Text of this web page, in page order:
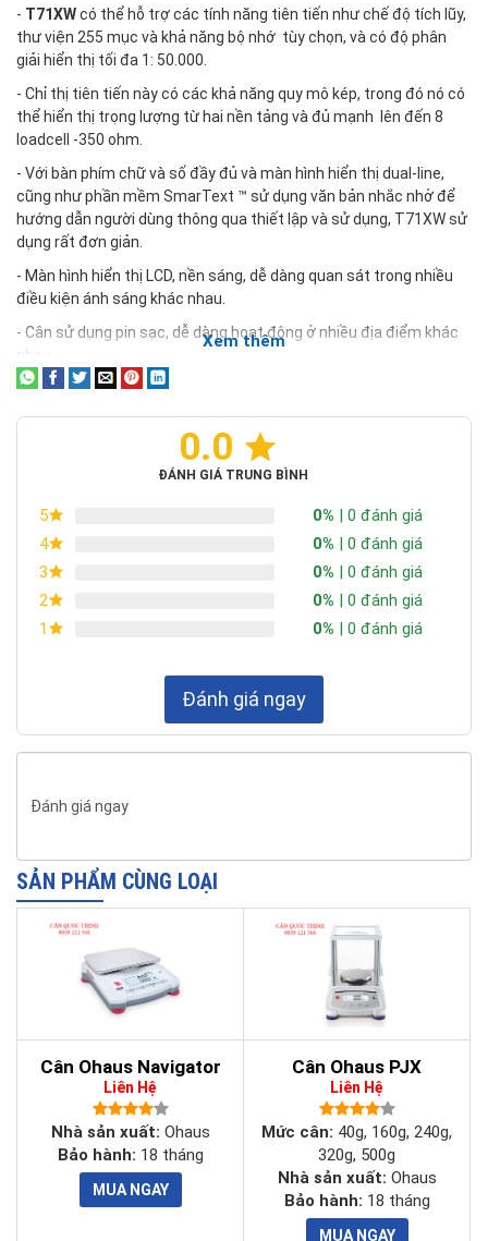
- T71XWcó thể hỗ trợ các tính năng tiên tiến như chế độ tích lũy,
thư viện 255 mục và khả năng bộ nhớ tùy chọn, và có độ phân
giải hiển thị tối đa 1: 50.000.
- Chỉ thị tiên tiến này có các khả năng quy mô kép, trong đó nó có
thể hiển thị trọng lượng từ hai nền tảng và đủ mạnh lên đến 8
loadcell -350 ohm.
- Với bàn phím chữ và số đầy đủ và màn hình hiển thị dual-line,
cũng như phần mềm SmarText ™ sử dụng văn bản nhắc nhở để
hướng dẫn người dùng thông qua thiết lập và sử dụng, T71XW sử
dụng rất đơn giản.
- Màn hình hiển thị LCD, nền sáng, dễ dàng quan sát trong nhiều
điều kiện ánh sáng khác nhau.
- Cân sử dụng pin sạc, dễ dàng hoạt động ở nhiều địa điểm khác
nhau.
- Cổng giao tiếp RS232, dễ dàng giao tiếp với máy tính, máy in và
cân điện tử Ohaus T71XW
đếm, cân phần trăm, cân động vật, cộng dồn, giữ màn hình.
Thông số kỹ thuật đầu cân điện tử Ohaus T71XW
Bảng thông số kỹ thuật
đầu cân điện tử Ohaus T71XW
đượccân điện tử Quốc Thịnh
cập nhật chi tiết và đầy đủ
nhất.
T71XW
1/50,000
Pound:Ounce, Tonne, Custom
Màn hình hiển
25 mm high, 2-line LCD
loadcell
DC 5V
Số loadcell
8 loadcell 350Ohm
Xem thêm
0.0
ĐÁNH GIÁ TRUNG BÌNH
5 0% | 0 đánh giá
4
0% | 0 đánh giá
3
0% | 0 đánh giá
2
0% | 0 đánh giá
1
0% | 0 đánh giá
Đánh giá ngay
Đánh giá ngay
SẢN PHẨM CÙNG LOẠI
Cân Ohaus Navigator
Liên Hệ
Nhà sản xuất: Ohaus
Bảo hành: 18 tháng
Cân Ohaus PJX
Liên Hệ
Mức cân: 40g, 160g, 240g,
320g, 500g
Nhà sản xuất: Ohaus
Bảo hành: 18 tháng